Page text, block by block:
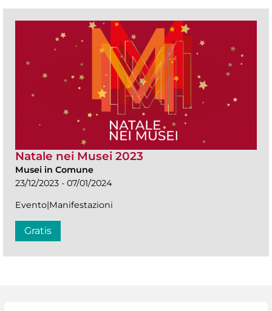
Natale nei Musei 2023
Musei in Comune
23/12/2023 - 07/01/2024
Evento|Manifestazioni
Gratis